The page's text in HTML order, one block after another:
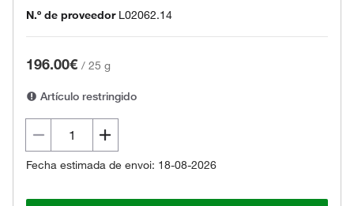
N.º de proveedor L02062.14
196.00€ / 25 g
Artículo restringido
Fecha estimada de envoi: 18-08-2026